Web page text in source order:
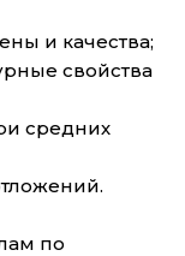
и качества;
свойства
средних
по